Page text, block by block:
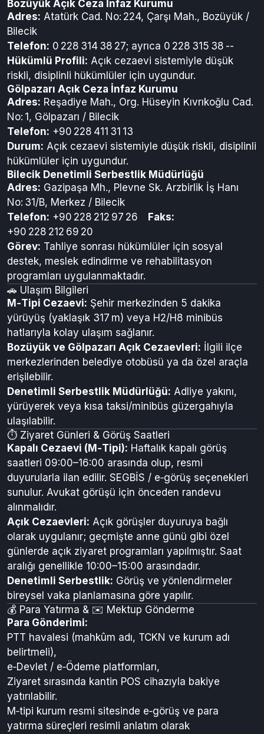
Bozüyük Açık Ceza İnfaz Kurumu
Adres: Atatürk Cad. No: 224, Çarşı Mah., Bozüyük /
Bilecik
Telefon: 0 228 314 38 27; ayrıca 0 228 315 38 --
Hükümlü Profili: Açık cezaevi sistemiyle düşük
riskli, disiplinli hükümlüler için uygundur.
Gölpazarı Açık Ceza İnfaz Kurumu
Adres: Reşadiye Mah., Org. Hüseyin Kıvrıkoğlu Cad.
No: 1, Gölpazarı / Bilecik
Telefon: +90 228 411 31 13
Durum: Açık cezaevi sistemiyle düşük riskli, disiplinli
hükümlüler için uygundur.
Bilecik Denetimli Serbestlik Müdürlüğü
Adres: Gazipaşa Mh., Plevne Sk. Arzbirlik İş Hanı
No: 31/B, Merkez / Bilecik
Telefon: +90 228 212 97 26
Faks:
+90 228 212 69 20
Görev: Tahliye sonrası hükümlüler için sosyal
destek, meslek edindirme ve rehabilitasyon
programları uygulanmaktadır.
🚗 Ulaşım Bilgileri
M‑Tipi Cezaevi: Şehir merkezinden 5 dakika
yürüyüş (yaklaşık 317 m) veya H2/H8 minibüs
hatlarıyla kolay ulaşım sağlanır.
Bozüyük ve Gölpazarı Açık Cezaevleri: İlgili ilçe
merkezlerinden belediye otobüsü ya da özel araçla
erişilebilir.
Denetimli Serbestlik Müdürlüğü: Adliye yakını,
yürüyerek veya kısa taksi/minibüs güzergahıyla
ulaşılabilir.
⏱️ Ziyaret Günleri & Görüş Saatleri
Kapalı Cezaevi (M‑Tipi): Haftalık kapalı görüş
saatleri 09:00–16:00 arasında olup, resmi
duyurularla ilan edilir. SEGBİS / e‑görüş seçenekleri
sunulur. Avukat görüşü için önceden randevu
alınmalıdır.
Açık Cezaevleri: Açık görüşler duyuruya bağlı
olarak uygulanır; geçmişte anne günü gibi özel
günlerde açık ziyaret programları yapılmıştır. Saat
aralığı genellikle 10:00–15:00 arasındadır.
Denetimli Serbestlik: Görüş ve yönlendirmeler
bireysel vaka planlamasına göre yapılır.
💰 Para Yatırma & ✉️ Mektup Gönderme
Para Gönderimi:
PTT havalesi (mahkûm adı, TCKN ve kurum adı
belirtmeli),
e‑Devlet / e‑Ödeme platformları,
Ziyaret sırasında kantin POS cihazıyla bakiye
yatırılabilir.
M‑tipi kurum resmi sitesinde e‑görüş ve para
yatırma süreçleri resimli anlatım olarak